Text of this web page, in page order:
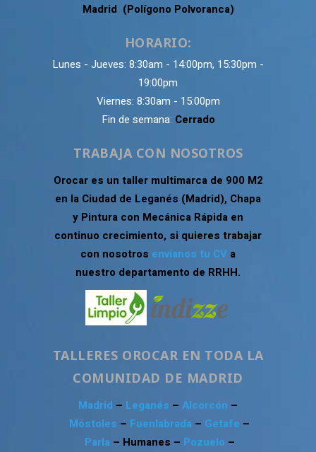
Madrid (Polígono Polvoranca)
HORARIO:
Lunes - Jueves: 8:30am - 14:00pm, 15:30pm -
19:00pm
Viernes: 8:30am - 15:00pm
Fin de semana: Cerrado
TRABAJA CON NOSOTROS
Orocar es un taller multimarca de 900 M2
en la Ciudad de Leganés (Madrid), Chapa
y Pintura con Mecánica Rápida en
continuo crecimiento, si quieres trabajar
con nosotros envíanos tu CV a
nuestro departamento de RRHH.
TALLERES OROCAR EN TODA LA
COMUNIDAD DE MADRID
Madrid – Leganés – Alcorcón –
Móstoles – Fuenlabrada – Getafe –
Parla – Humanes – Pozuelo –